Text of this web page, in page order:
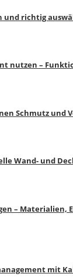
richtig
nutzen –
Schmutz und
Wand- und
– Materialien,
mit